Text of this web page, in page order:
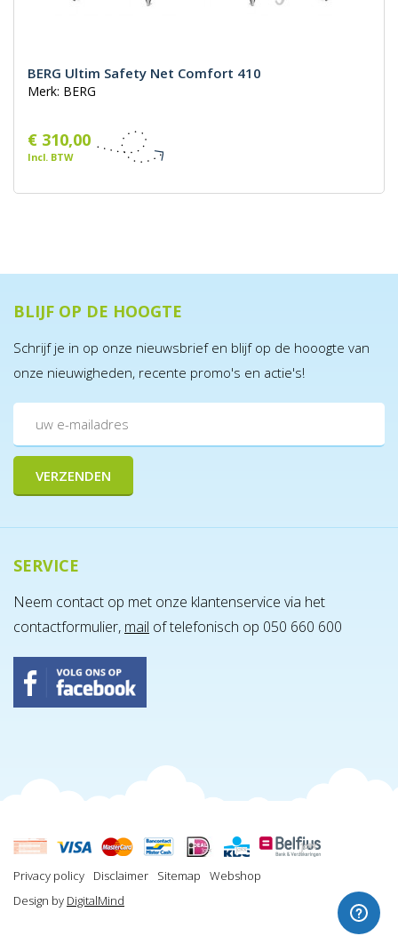
BERG Ultim Safety Net Comfort 410
Merk: BERG
€ 310,00
Incl. BTW
BLIJF OP DE HOOGTE
Schrijf je in op onze nieuwsbrief en blijf op de hooogte van
onze nieuwigheden, recente promo's en actie's!
SERVICE
Neem contact op met onze klantenservice via het
contactformulier, mail of telefonisch op 050 660 600
Privacy policy Disclaimer Sitemap
Webshop
Design by DigitalMind